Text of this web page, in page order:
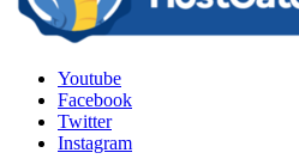
Youtube
Facebook
Twitter
Instagram